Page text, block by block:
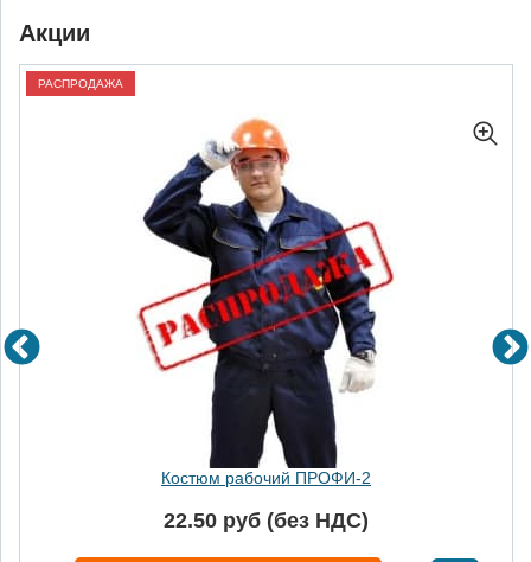
Акции
РАСПРОДАЖА
Костюм рабочий ПРОФИ-2
22.50 руб (без НДС)